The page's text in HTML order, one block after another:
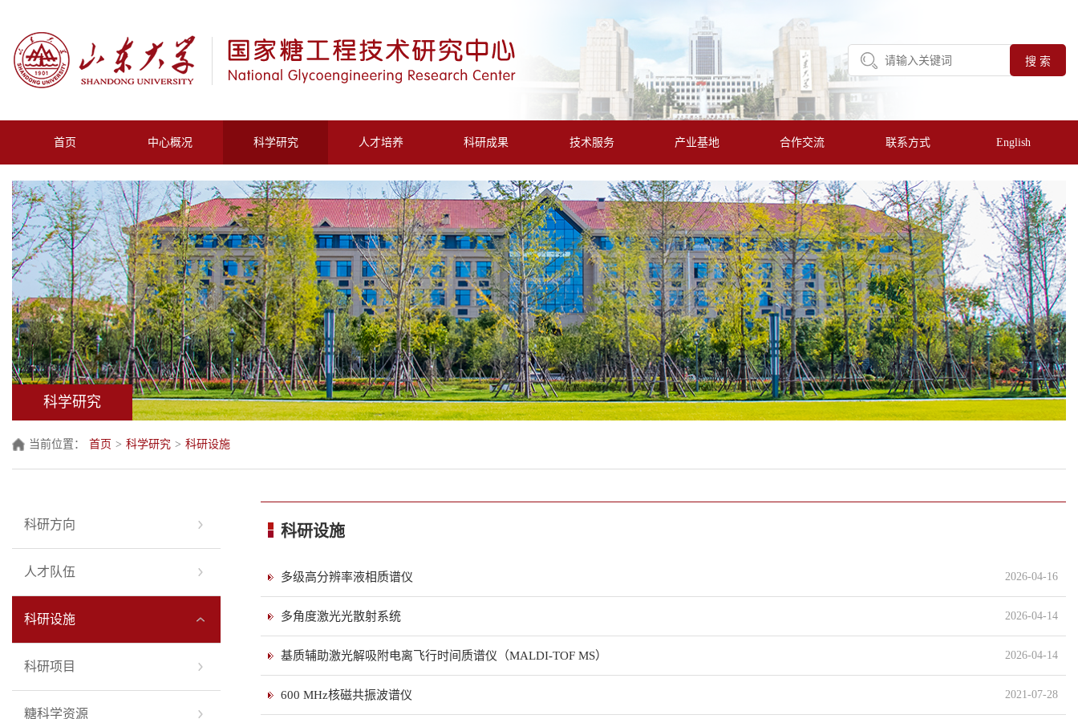
首页 中心概况 科学研究 人才培养 科研成果 技术服务 产业基地 合作交流 联系方式 English
科学研究
当前位置： 首页 > 科学研究 > 科研设施
科研方向
人才队伍
科研设施
科研项目
糖科学资源
科研设施
多级高分辨率液相质谱仪 2026-04-16
多角度激光光散射系统 2026-04-14
基质辅助激光解吸附电离飞行时间质谱仪（MALDI-TOF MS） 2026-04-14
600 MHz核磁共振波谱仪 2021-07-28